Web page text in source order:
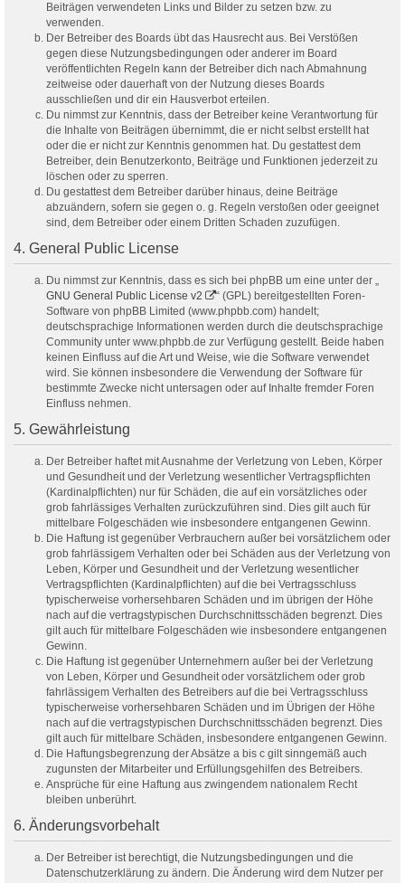
Beiträgen verwendeten Links und Bilder zu setzen bzw. zu
verwenden.
Der Betreiber des Boards übt das Hausrecht aus. Bei Verstößen
gegen diese Nutzungsbedingungen oder anderer im Board
veröffentlichten Regeln kann der Betreiber dich nach Abmahnung
zeitweise oder dauerhaft von der Nutzung dieses Boards
ausschließen und dir ein Hausverbot erteilen.
Du nimmst zur Kenntnis, dass der Betreiber keine Verantwortung für
die Inhalte von Beiträgen übernimmt, die er nicht selbst erstellt hat
oder die er nicht zur Kenntnis genommen hat. Du gestattest dem
Betreiber, dein Benutzerkonto, Beiträge und Funktionen jederzeit zu
löschen oder zu sperren.
Du gestattest dem Betreiber darüber hinaus, deine Beiträge
abzuändern, sofern sie gegen o. g. Regeln verstoßen oder geeignet
sind, dem Betreiber oder einem Dritten Schaden zuzufügen.
4. General Public License
Du nimmst zur Kenntnis, dass es sich bei phpBB um eine unter der „
GNU General Public License v2
“ (GPL) bereitgestellten Foren-
Software von phpBB Limited (www.phpbb.com) handelt;
deutschsprachige Informationen werden durch die deutschsprachige
Community unter www.phpbb.de zur Verfügung gestellt. Beide haben
keinen Einfluss auf die Art und Weise, wie die Software verwendet
wird. Sie können insbesondere die Verwendung der Software für
bestimmte Zwecke nicht untersagen oder auf Inhalte fremder Foren
Einfluss nehmen.
5. Gewährleistung
Der Betreiber haftet mit Ausnahme der Verletzung von Leben, Körper
und Gesundheit und der Verletzung wesentlicher Vertragspflichten
(Kardinalpflichten) nur für Schäden, die auf ein vorsätzliches oder
grob fahrlässiges Verhalten zurückzuführen sind. Dies gilt auch für
mittelbare Folgeschäden wie insbesondere entgangenen Gewinn.
Die Haftung ist gegenüber Verbrauchern außer bei vorsätzlichem oder
grob fahrlässigem Verhalten oder bei Schäden aus der Verletzung von
Leben, Körper und Gesundheit und der Verletzung wesentlicher
Vertragspflichten (Kardinalpflichten) auf die bei Vertragsschluss
typischerweise vorhersehbaren Schäden und im übrigen der Höhe
nach auf die vertragstypischen Durchschnittsschäden begrenzt. Dies
gilt auch für mittelbare Folgeschäden wie insbesondere entgangenen
Gewinn.
Die Haftung ist gegenüber Unternehmern außer bei der Verletzung
von Leben, Körper und Gesundheit oder vorsätzlichem oder grob
fahrlässigem Verhalten des Betreibers auf die bei Vertragsschluss
typischerweise vorhersehbaren Schäden und im Übrigen der Höhe
nach auf die vertragstypischen Durchschnittsschäden begrenzt. Dies
gilt auch für mittelbare Schäden, insbesondere entgangenen Gewinn.
Die Haftungsbegrenzung der Absätze a bis c gilt sinngemäß auch
zugunsten der Mitarbeiter und Erfüllungsgehilfen des Betreibers.
Ansprüche für eine Haftung aus zwingendem nationalem Recht
bleiben unberührt.
6. Änderungsvorbehalt
Der Betreiber ist berechtigt, die Nutzungsbedingungen und die
Datenschutzerklärung zu ändern. Die Änderung wird dem Nutzer per